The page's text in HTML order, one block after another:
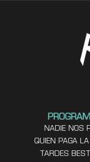
NADIE NOS
QUIEN PAGA
TARDES